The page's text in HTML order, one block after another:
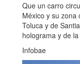
Que un carro
México y su
Toluca y de
holograma y de
Infobae